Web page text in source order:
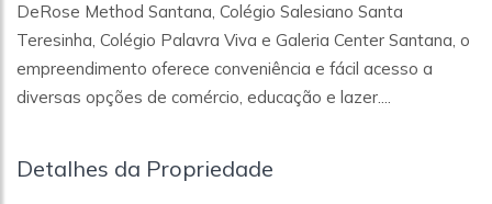
DeRose Method Santana, Colégio Salesiano Santa
Teresinha, Colégio Palavra Viva e Galeria Center Santana, o
empreendimento oferece conveniência e fácil acesso a
diversas opções de comércio, educação e lazer....
Detalhes da Propriedade